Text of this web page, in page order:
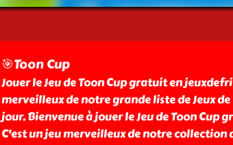
🎯Toon Cup
Jouer le Jeu de Toon Cup gratuit en
merveilleux de notre grande liste de Jeux
jour. Bienvenue à jouer le Jeu de Toon Cup
C'est un jeu merveilleux de notre collection